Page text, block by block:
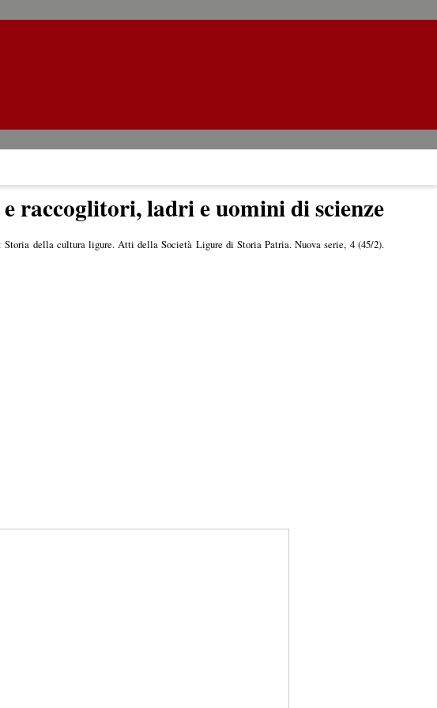
raccoglitori, ladri e uomini di scienze
Storia della cultura ligure. Atti della Società Ligure di Storia Patria. Nuova serie, 4 (45/2).